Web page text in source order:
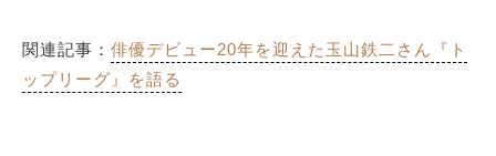
関連記事： 俳優デビュー20年を迎えた玉山鉄二さん『ト
ップリーグ』を語る